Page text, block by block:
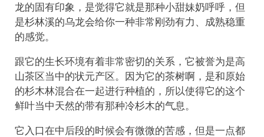
龙的固有印象，是觉得它就是那种小甜妹奶呼呼，但
是杉林溪的乌龙会给你一种非常刚劲有力、成熟稳重
的感觉。
跟它的生长环境有着非常密切的关系，它被誉为是高
山茶区当中的状元产区。因为它的茶树啊，是和原始
的杉木林混合在一起进行种植的，所以使得它的这个
鲜叶当中天然的带有那种冷杉木的气息。
它入口在中后段的时候会有微微的苦感，但是一点都